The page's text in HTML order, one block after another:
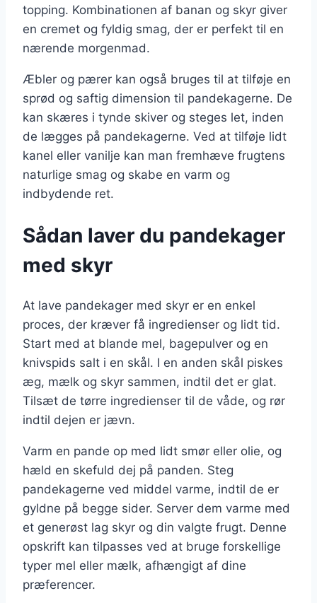
topping. Kombinationen af banan og skyr giver
en cremet og fyldig smag, der er perfekt til en
nærende morgenmad.
Æbler og pærer kan også bruges til at tilføje en
sprød og saftig dimension til pandekagerne. De
kan skæres i tynde skiver og steges let, inden
de lægges på pandekagerne. Ved at tilføje lidt
kanel eller vanilje kan man fremhæve frugtens
naturlige smag og skabe en varm og
indbydende ret.
Sådan laver du pandekager
med skyr
At lave pandekager med skyr er en enkel
proces, der kræver få ingredienser og lidt tid.
Start med at blande mel, bagepulver og en
knivspids salt i en skål. I en anden skål piskes
æg, mælk og skyr sammen, indtil det er glat.
Tilsæt de tørre ingredienser til de våde, og rør
indtil dejen er jævn.
Varm en pande op med lidt smør eller olie, og
hæld en skefuld dej på panden. Steg
pandekagerne ved middel varme, indtil de er
gyldne på begge sider. Server dem varme med
et generøst lag skyr og din valgte frugt. Denne
opskrift kan tilpasses ved at bruge forskellige
typer mel eller mælk, afhængigt af dine
præferencer.